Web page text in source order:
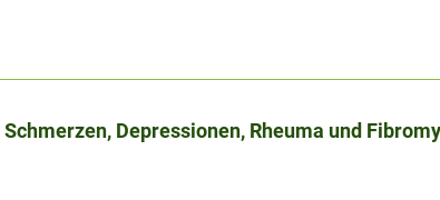
Depressionen, Rheuma und